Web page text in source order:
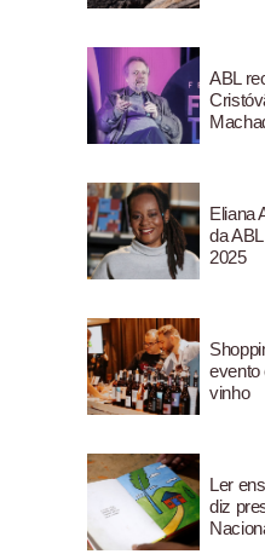
ABL
Eliana
da
2025
evento
vinho
Ler
diz